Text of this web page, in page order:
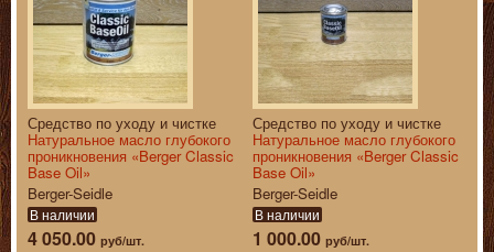
Средство по уходу и чистке
Натуральное масло глубокого
проникновения «Berger Classic
Base Oil»
Berger-Seidle
В наличии
4 050.00 руб/шт.
Средство по уходу и чистке
Натуральное масло глубокого
проникновения «Berger Classic
Base Oil»
Berger-Seidle
В наличии
1 000.00 руб/шт.